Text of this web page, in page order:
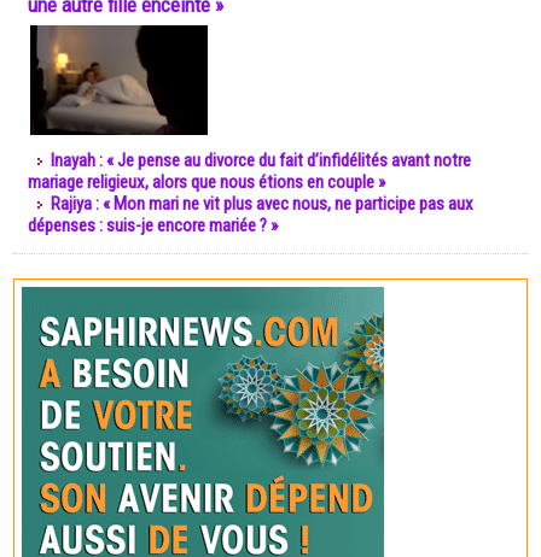
une autre fille enceinte »
Inayah : « Je pense au divorce du fait d’infidélités avant notre
mariage religieux, alors que nous étions en couple »
Rajiya : « Mon mari ne vit plus avec nous, ne participe pas aux
dépenses : suis-je encore mariée ? »